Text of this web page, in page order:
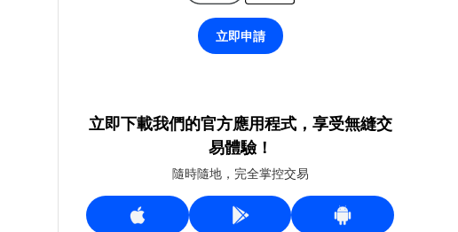
立即申請
立即下載我們的官方應用程式，享受無縫交
易體驗！
隨時隨地，完全掌控交易